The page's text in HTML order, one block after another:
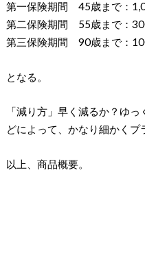
第一保険期間 45歳まで：
第二保険期間 55歳まで：
第三保険期間 90歳まで：
となる。
「減り方」早く減るか？ゆ
どによって、かなり細かくプ
以上、商品概要。